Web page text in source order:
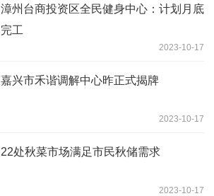
漳州台商投资区全民健身中心：计划月底
完工
2023-10-17
嘉兴市禾谐调解中心昨正式揭牌
2023-10-17
22处秋菜市场满足市民秋储需求
2023-10-17